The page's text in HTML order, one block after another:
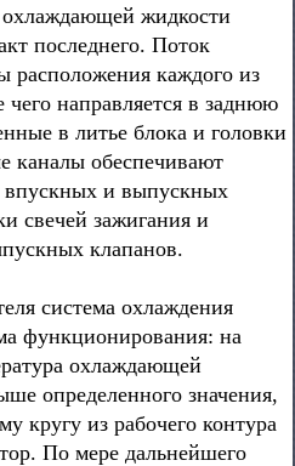
охлаждающей жидкости
последнего. Поток
расположения каждого из
направляется в заднюю
в литье блока и головки
каналы обеспечивают
впускных и выпускных
свечей зажигания и
клапанов.
система охлаждения
функционирования: на
охлаждающей
определенного значения,
кругу из рабочего контура
По мере дальнейшего